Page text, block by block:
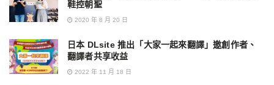
鞋控朝聖
2020 年 8 月 20 日
日本 DLsite 推出「大家一起來翻譯」邀創作者、
翻譯者共享收益
2022 年 11 月 18 日